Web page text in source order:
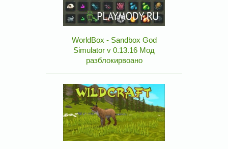
WorldBox - Sandbox God
Simulator v 0.13.16 Мод
разблокирвоано